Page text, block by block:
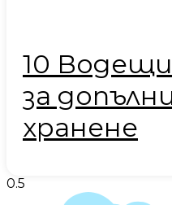
10
за
хранене